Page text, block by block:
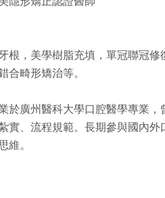
根，美學樹脂充填，單冠聯冠
合畸形矯治等。
於廣州醫科大學口腔醫學專業
實、流程規範。長期參與國內
維。